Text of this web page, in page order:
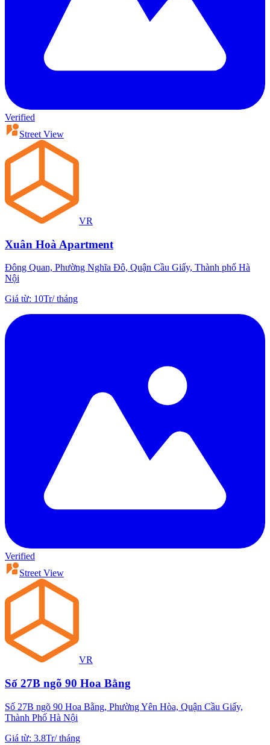
Verified
Street View
VR
Xuân Hoà Apartment
Đông Quan, Phường Nghĩa Đô, Quận Cầu Giấy, Thành phố Hà
Nội
Giá từ: 10Tr/tháng
Verified
Street View
VR
Số 27B ngõ 90 Hoa Bằng
Số 27B ngõ 90 Hoa Bằng, Phường Yên Hòa, Quận Cầu Giấy,
Thành Phố Hà Nội
Giá từ: 3.8Tr/tháng